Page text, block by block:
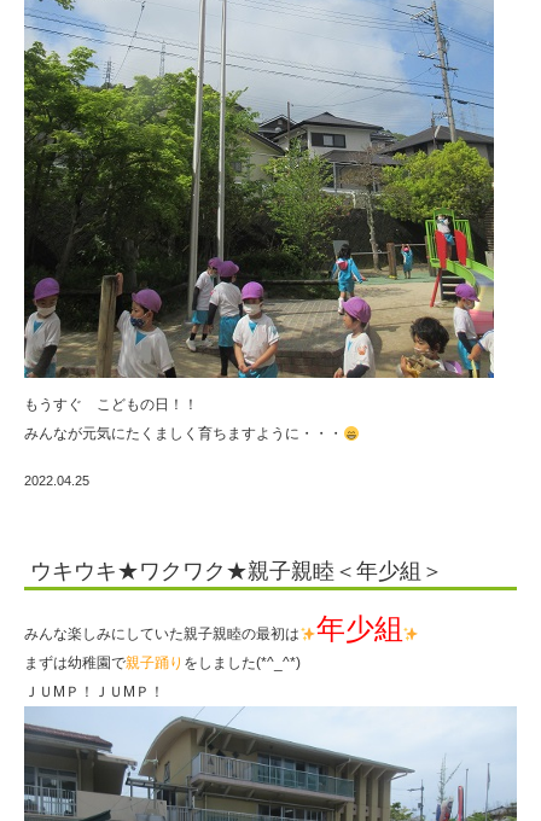
もうすぐ こどもの日！！
みんなが元気にたくましく育ちますように・・・
2022.04.25
ウキウキ★ワクワク★親子親睦＜年少組＞
みんな楽しみにしていた親子親睦の最初は 年少組
まずは幼稚園で親子踊り をしました(*^_^*)
ＪＵMＰ！ＪＵMＰ！